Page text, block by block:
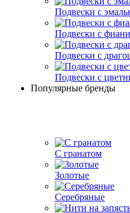
Подвески с
Подвески с
Подвески с
Подвески с
Популярные бренды
С гранатом
Золотые
Серебряные